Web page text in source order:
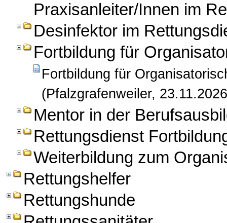
Praxisanleiter/Innen im
Desinfektor im
Fortbildung für
Fortbildung für
(Pfalzgrafenweiler,
Mentor in der
Rettungsdienst
Weiterbildung zum
Rettungshelfer
Rettungshunde